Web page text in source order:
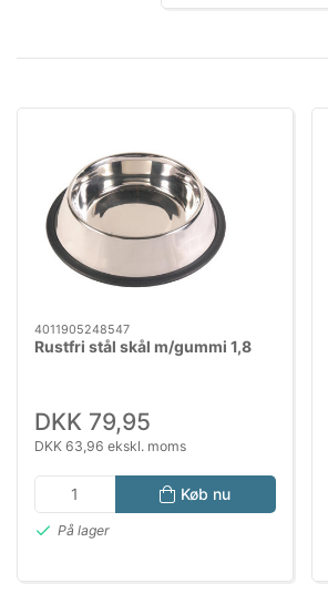
4011905248547
Rustfri stål skål m/gummi 1,8
DKK 79,95
DKK 63,96 ekskl. moms
Køb nu
På lager